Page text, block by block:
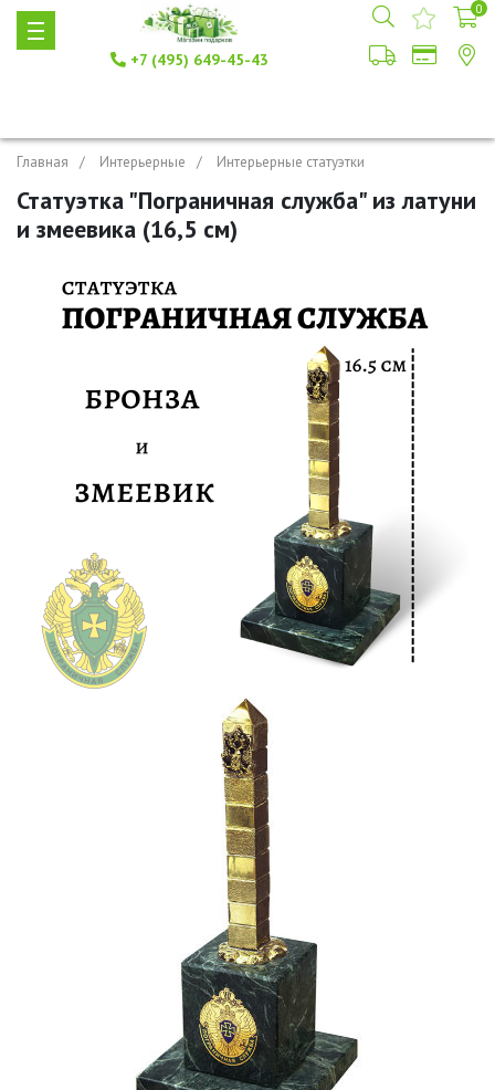
+7 (495) 649-45-43
0
Главная Интерьерные Интерьерные статуэтки
Статуэтка "Пограничная служба" из латуни
и змеевика (16,5 см)